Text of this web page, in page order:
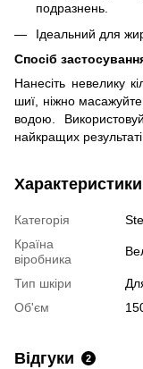
подразнень.
Ідеальний для
Спосіб
Нанесіть невелику
шиї, ніжно
водою.
найкращих
Характеристики
Категорія
Країна
віробника
Тип шкіри
Об'єм
Відгуки 2